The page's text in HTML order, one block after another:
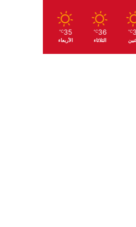
℃
36
℃
الثلاثاء
35
℃
الأربعاء